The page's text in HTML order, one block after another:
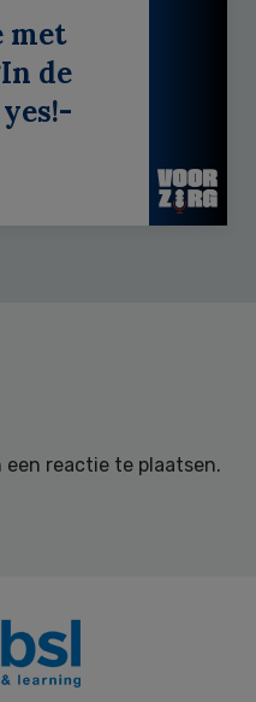
met
de
een reactie te plaatsen.